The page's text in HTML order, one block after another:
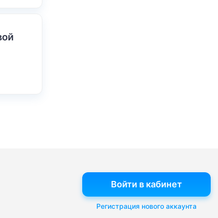
Войти в кабинет
Регистрация нового аккаунта